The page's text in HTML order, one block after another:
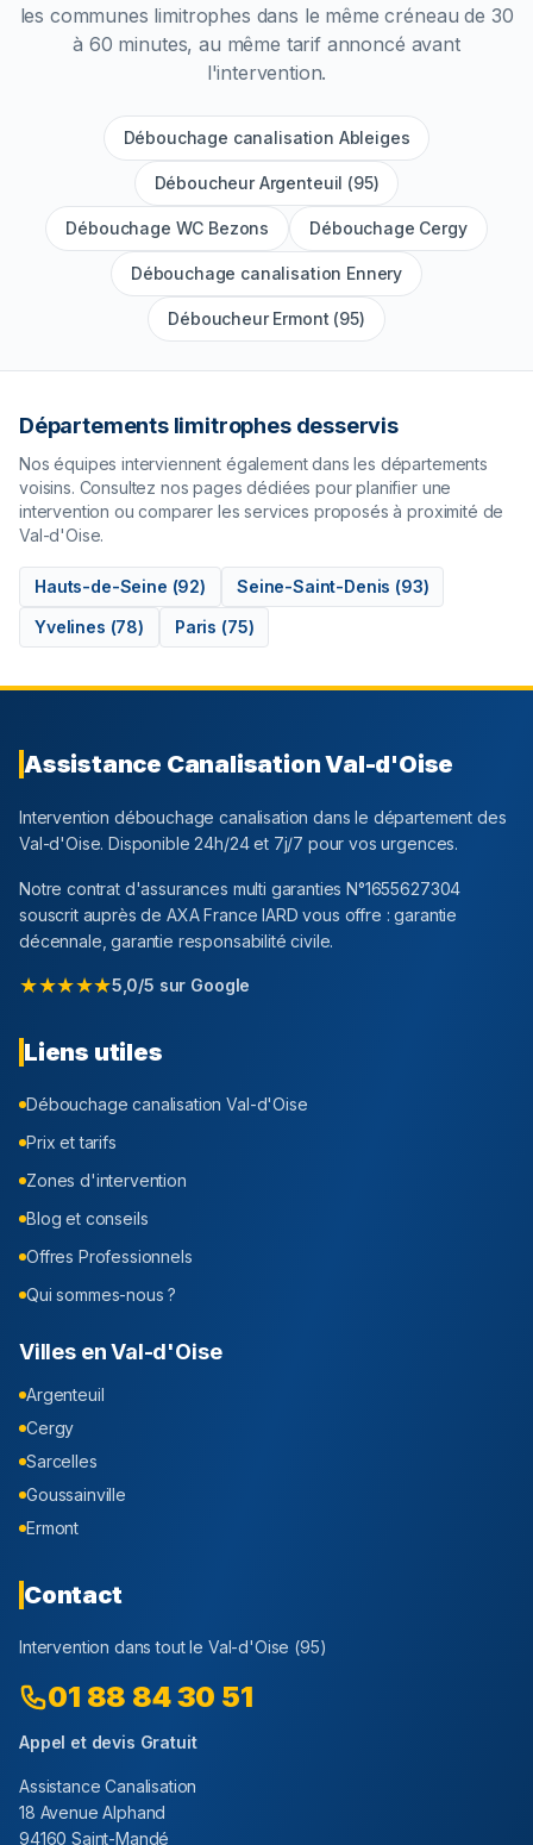
les communes limitrophes dans le même créneau de 30
à 60 minutes, au même tarif annoncé avant
l'intervention.
Débouchage canalisation Ableiges
Déboucheur Argenteuil (95)
Débouchage WC Bezons Débouchage Cergy
Débouchage canalisation Ennery
Déboucheur Ermont (95)
Départements limitrophes desservis
Nos équipes interviennent également dans les départements
voisins. Consultez nos pages dédiées pour planifier une
intervention ou comparer les services proposés à proximité de
Val-d'Oise.
Hauts-de-Seine (92) Seine-Saint-Denis (93)
Yvelines (78) Paris (75)
Assistance CanalisationVal-d'Oise
Intervention débouchage canalisation dans le département des
Val-d'Oise. Disponible 24h/24 et 7j/7 pour vos urgences.
Notre contrat d'assurances multi garanties N°1655627304
souscrit auprès de AXA France IARD vous offre : garantie
décennale, garantie responsabilité civile.
★★★★★5,0/5 sur Google
Liens utiles
Débouchage canalisationVal-d'Oise
Prix et tarifs
Zones d'intervention
Blog et conseils
Offres Professionnels
Qui sommes-nous ?
Villes enVal-d'Oise
Argenteuil
Cergy
Sarcelles
Goussainville
Ermont
Contact
Intervention dans tout le Val-d'Oise (95)
01 88 84 30 51
Appel et devis Gratuit
Assistance Canalisation
18 Avenue Alphand
94160 Saint-Mandé